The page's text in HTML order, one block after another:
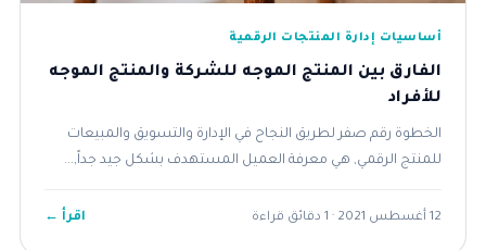
أساسيات إدارة المنتجات الرقمية
الفارق بين المنتج الموجه للشركة والمنتج الموجه
للأفراد
الخطوة رقم صفر لطريق النجاح في الإدارة والتسويق والمبيعات
للمنتج الرقمي, هي معرفة العميل المستهدف بشكل جيد جداً,...
12 أغسطس 2021 · 1 دقائق قراءة اقرأ ←